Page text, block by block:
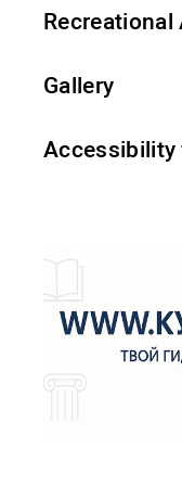
Recreational
Gallery
Accessibility